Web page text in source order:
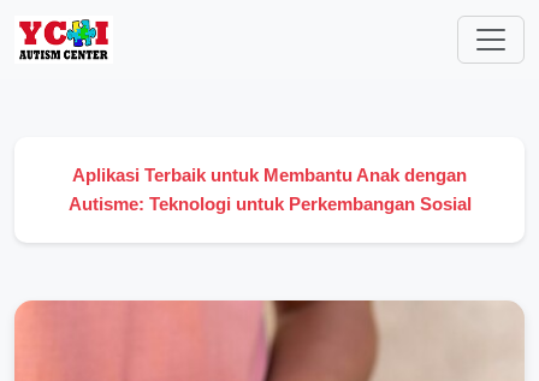
Aplikasi Terbaik untuk Membantu Anak dengan
Autisme: Teknologi untuk Perkembangan Sosial